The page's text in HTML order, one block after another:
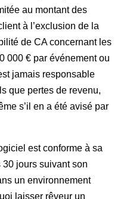
au montant des
à l’exclusion de la
de CA concernant les
000 € par événement ou
jamais responsable
que pertes de revenu,
s’il en a été avisé par
est conforme à sa
jours suivant son
un environnement
laisser rêveur un